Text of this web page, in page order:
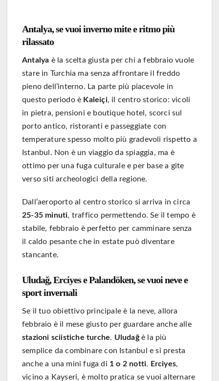
Antalya, se vuoi inverno mite e ritmo più
rilassato
Antalya è la scelta giusta per chi a febbraio vuole
stare in Turchia ma senza affrontare il freddo
pieno dell’interno. La parte più piacevole in
questo periodo è Kaleiçi, il centro storico: vicoli
in pietra, pensioni e boutique hotel, scorci sul
porto antico, ristoranti e passeggiate con
temperature spesso molto più gradevoli rispetto a
Istanbul. Non è un viaggio da spiaggia, ma è
ottimo per una fuga culturale e per base a gite
verso siti archeologici della regione.
Dall’aeroporto al centro storico si arriva in circa
25-35 minuti, traffico permettendo. Se il tempo è
stabile, febbraio è perfetto per camminare senza
il caldo pesante che in estate può diventare
stancante.
Uludağ, Erciyes e Palandöken, se vuoi neve e
sport invernali
Se il tuo obiettivo principale è la neve, allora
febbraio è il mese giusto per guardare anche alle
stazioni sciistiche turche. Uludağè la più
semplice da combinare con Istanbul e si presta
anche a una mini fuga di 1 o 2 notti. Erciyes,
vicino a Kayseri, è molto pratica se vuoi alternare